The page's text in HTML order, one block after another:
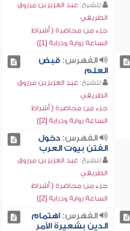
للشيخ: عبد العزيز بن مرزوق
الطريفي
جزء من محاضرة ( أشراط
الساعة رواية ودراية [1])
الفهرس:قبض
العلم
للشيخ: عبد العزيز بن مرزوق
الطريفي
جزء من محاضرة ( أشراط
الساعة رواية ودراية [2])
الفهرس:دخول
الفتن بيوت العرب
للشيخ: عبد العزيز بن مرزوق
الطريفي
جزء من محاضرة ( أشراط
الساعة رواية ودراية [2])
الفهرس:اهتمام
الدين بشعيرة الأمر